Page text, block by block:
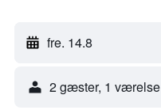
fre. 14.8
2 gæster, 1 værelse